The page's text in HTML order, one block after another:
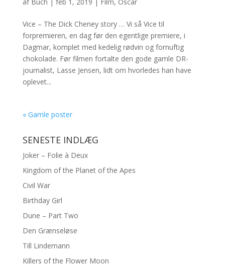
Vice – The Dick Cheney story … Vi så Vice til
forpremieren, en dag før den egentlige premiere, i
Dagmar, komplet med kedelig rødvin og fornuftig
chokolade. Før filmen fortalte den gode gamle DR-
journalist, Lasse Jensen, lidt om hvorledes han have
oplevet...
« Gamle poster
SENESTE INDLÆG
Joker – Folie à Deux
Kingdom of the Planet of the Apes
Civil War
Birthday Girl
Dune – Part Two
Den Grænseløse
Till Lindemann
Killers of the Flower Moon